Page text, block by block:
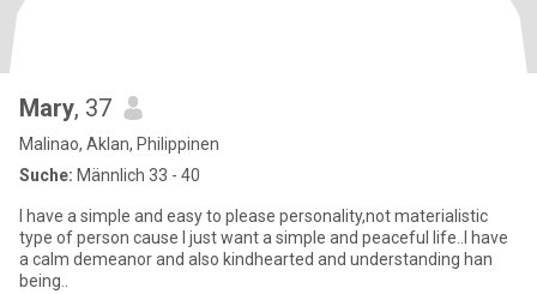
Mary, 37
Malinao, Aklan, Philippinen
Suche: Männlich 33 - 40
I have a simple and easy to please personality,not materialistic
type of person cause I just want a simple and peaceful life..I have
a calm demeanor and also kindhearted and understanding han
being..